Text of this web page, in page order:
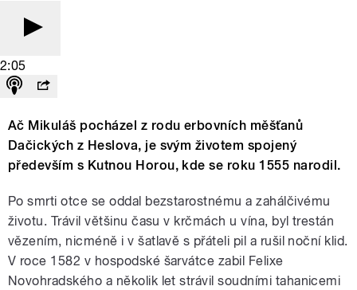
2:05
Ač Mikuláš pocházel z rodu erbovních měšťanů
Dačických z Heslova, je svým životem spojený
především s Kutnou Horou, kde se roku 1555 narodil.
Po smrti otce se oddal bezstarostnému a zahálčivému
životu. Trávil většinu času v krčmách u vína, byl trestán
vězením, nicméně i v šatlavě s přáteli pil a rušil noční klid.
V roce 1582 v hospodské šarvátce zabil Felixe
Novohradského a několik let strávil soudními tahanicemi